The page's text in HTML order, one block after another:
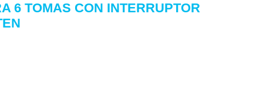
6 TOMAS CON INTERRUPTOR